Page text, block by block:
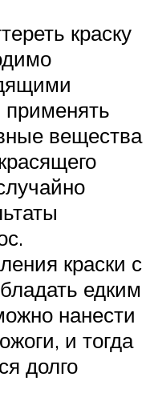
краску
вещества
краски с
едким
нанести
и тогда
долго